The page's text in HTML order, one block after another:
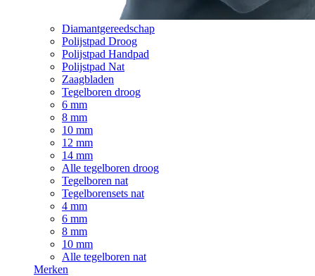
Diamantgereedschap
Polijstpad Droog
Polijstpad Handpad
Polijstpad Nat
Zaagbladen
Tegelboren droog
6 mm
8 mm
10 mm
12 mm
14 mm
Alle tegelboren droog
Tegelboren nat
Tegelborensets nat
4 mm
6 mm
8 mm
10 mm
Alle tegelboren nat
Merken